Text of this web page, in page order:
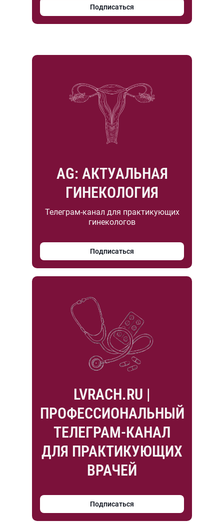
Подписаться
AG: АКТУАЛЬНАЯ
ГИНЕКОЛОГИЯ
Телеграм-канал для практикующих
гинекологов
Подписаться
LVRACH.RU |
ПРОФЕССИОНАЛЬНЫЙ
ТЕЛЕГРАМ-КАНАЛ
ДЛЯ ПРАКТИКУЮЩИХ
ВРАЧЕЙ
Подписаться